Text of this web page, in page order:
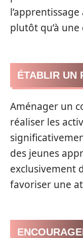
plutôt qu’à
ÉTABLIR UN
Aménager un
réaliser les
des jeunes
exclusivement
favoriser une